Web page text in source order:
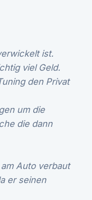
ist.
viel Geld.
den Privat
um die
die dann
Auto verbaut
er seinen